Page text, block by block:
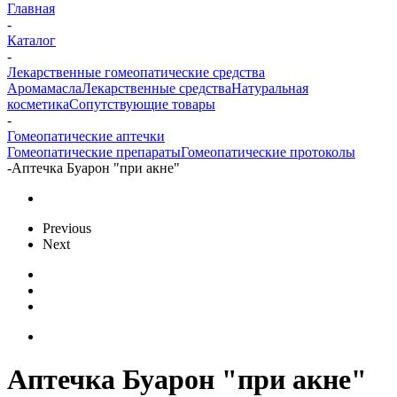
Главная
-
Каталог
-
Лекарственные гомеопатические средства
АромамаслаЛекарственные средстваНатуральная
косметикаСопутствующие товары
-
Гомеопатические аптечки
Гомеопатические препаратыГомеопатические протоколы
-Аптечка Буарон "при акне"
Previous
Next
Аптечка Буарон "при акне"